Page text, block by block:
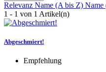
Relevanz Name (A bis Z) Name
1 - 1 von 1 Artikel(n)
Abgeschmiert!
Empfehlung